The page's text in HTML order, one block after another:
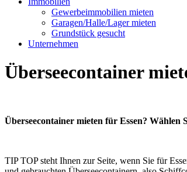
Gewerbeimmobilien mieten
Garagen/Halle/Lager mieten
Grundstück gesucht
Unternehmen
Überseecontainer
Überseecontainer mieten für Essen? Wählen
TIP TOP steht Ihnen zur Seite, wenn Sie für